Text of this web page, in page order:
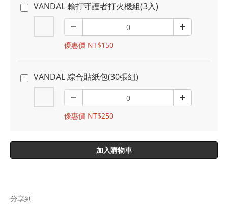
VANDAL 賴打守護者打火機組(3入)
優惠價 NT$150
VANDAL 綜合貼紙包(30張組)
優惠價 NT$250
加入購物車
分享到